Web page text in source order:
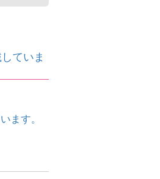
ていま
ます。